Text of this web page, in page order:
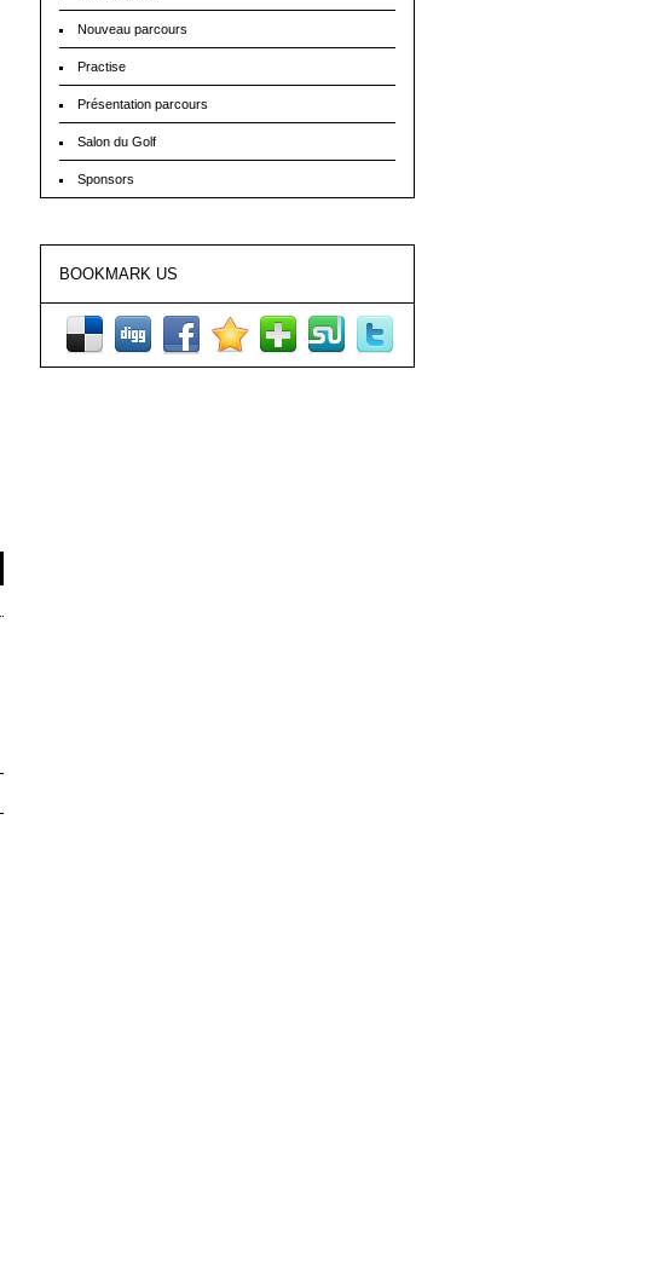
Nouveau parcours
Practise
Présentation parcours
Salon du Golf
Sponsors
BOOKMARK US